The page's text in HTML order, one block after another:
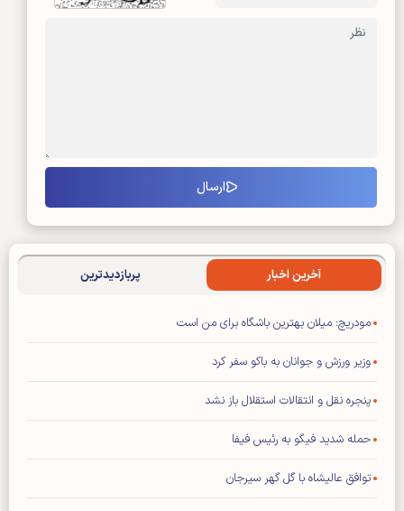
آخرین اخبار پربازدیدترین
مودریچ: میلان بهترین باشگاه برای من است
وزیر ورزش و جوانان به باکو سفر کرد
پنجره نقل و انتقالات استقلال باز نشد
حمله شدید فیگو به رئیس فیفا
توافق عالیشاه با گل گهر سیرجان